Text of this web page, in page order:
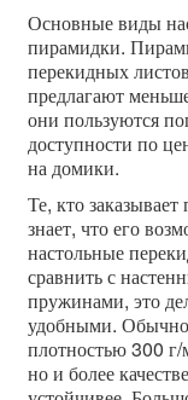
Основные виды
пирамидки.
перекидных
предлагают
они пользуются
доступности по
на домики.
Те, кто
знает, что его
настольные
сравнить с
пружинами, это
удобными. Обычно
плотностью 300
но и более